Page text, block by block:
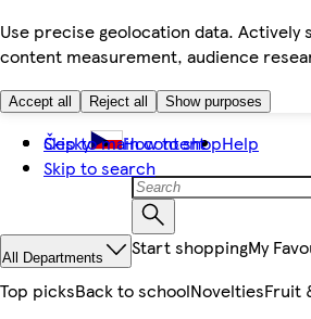
Use precise geolocation data.
content measurement, audience
Accept all Reject all Show purposes
Skip to main content
Skip to search
Česky How to shopHelp
All Departments Start shoppingMy
Top picksBack to schoolNoveltiesFruit